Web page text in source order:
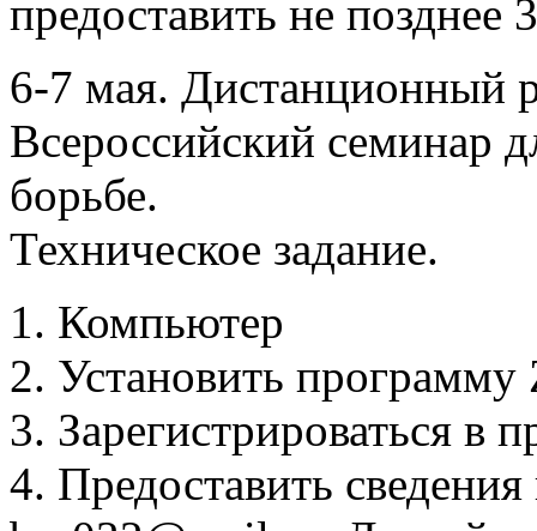
предоставить не позднее
6-7 мая. Дистанционный
Всероссийский семинар
борьбе.
Техническое задание.
1. Компьютер
2. Установить
3. Зарегистрироваться в
4. Предоставить